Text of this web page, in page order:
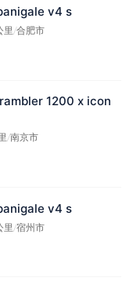
v4 s
里/合肥市
1200 x icon
/南京市
v4 s
里/宿州市